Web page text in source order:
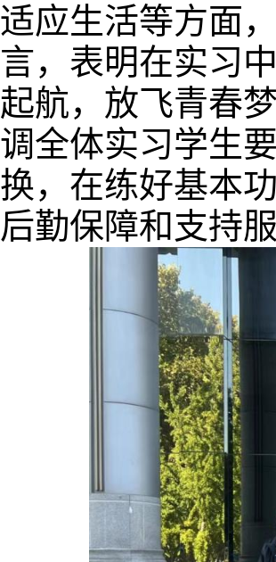
适应生活等方面
言，表明在实习中
起航，放飞青春
调全体实习学生
换，在练好基本
后勤保障和支持